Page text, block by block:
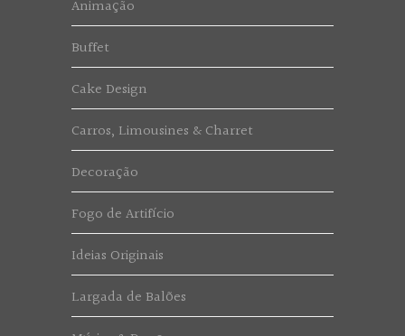
Animação
Buffet
Cake Design
Carros, Limousines & Charret
Decoração
Fogo de Artifício
Ideias Originais
Largada de Balões